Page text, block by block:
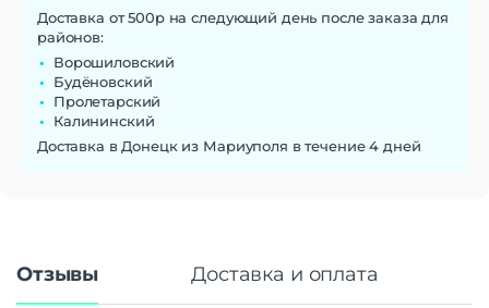
Доставка от 500р на следующий день после заказа для
районов:
Ворошиловский
Будёновский
Пролетарский
Калининский
Доставка в Донецк из Мариуполя в течение 4 дней
Отзывы Доставка и оплата